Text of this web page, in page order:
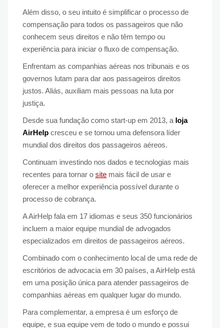
Além disso, o seu intuito é simplificar o processo de
compensação para todos os passageiros que não
conhecem seus direitos e não têm tempo ou
experiência para iniciar o fluxo de compensação.
Enfrentam as companhias aéreas nos tribunais e os
governos lutam para dar aos passageiros direitos
justos. Aliás, auxiliam mais pessoas na luta por
justiça.
Desde sua fundação como start-up em 2013, a loja
AirHelp cresceu e se tornou uma defensora líder
mundial dos direitos dos passageiros aéreos.
Continuam investindo nos dados e tecnologias mais
recentes para tornar o site mais fácil de usar e
oferecer a melhor experiência possível durante o
processo de cobrança.
A AirHelp fala em 17 idiomas e seus 350 funcionários
incluem a maior equipe mundial de advogados
especializados em direitos de passageiros aéreos.
Combinado com o conhecimento local de uma rede de
escritórios de advocacia em 30 países, a AirHelp está
em uma posição única para atender passageiros de
companhias aéreas em qualquer lugar do mundo.
Para complementar, a empresa é um esforço de
equipe, e sua equipe vem de todo o mundo e possui